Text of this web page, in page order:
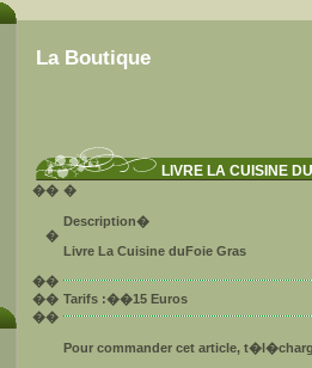
La Boutique
LIVRE LA CUISINE
�� �
�
Description�
Livre La Cuisine duFoie Gras
��
�� Tarifs:��15 Euros
��
Pour commander cet article,